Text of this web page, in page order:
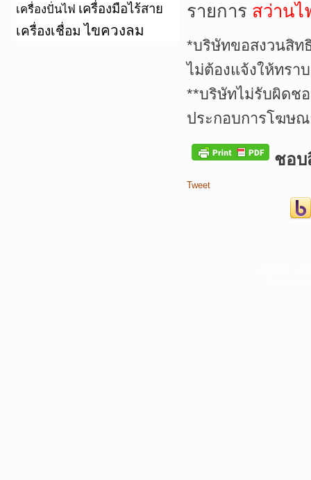
เครื่องปั่นไฟ เครื่องมือไร้สาย
เครื่องเชื่อม ไขควงลม
รายการ สว่านไ
*บริษัทขอสงวนสิท
ไม่ต้องแจ้งให้ทรา
**บริษัทไม่รับผิดช
ประกอบการโฆษ
ชอบ
Tweet